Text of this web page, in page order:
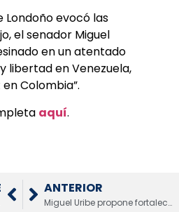
Londoño evocó las
el senador Miguel
en un atentado
libertad en Venezuela,
Colombia”.
aquí.
ANTERIOR
Miguel Uribe propone fortalecer la transparencia en contrataciones públicas con tecnología